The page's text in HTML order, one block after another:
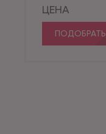
ЦЕНА
ПОДОБРАТЬ